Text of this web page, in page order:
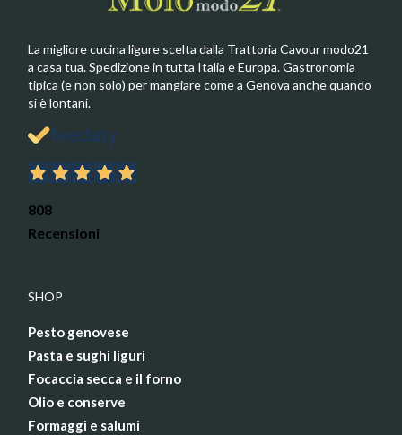
La migliore cucina ligure scelta dalla Trattoria Cavour modo21
a casa tua. Spedizione in tutta Italia e Europa. Gastronomia
tipica (e non solo) per mangiare come a Genova anche quando
si è lontani.
808
Recensioni
SHOP
Pesto genovese
Pasta e sughi liguri
Focaccia secca e il forno
Olio e conserve
Formaggi e salumi